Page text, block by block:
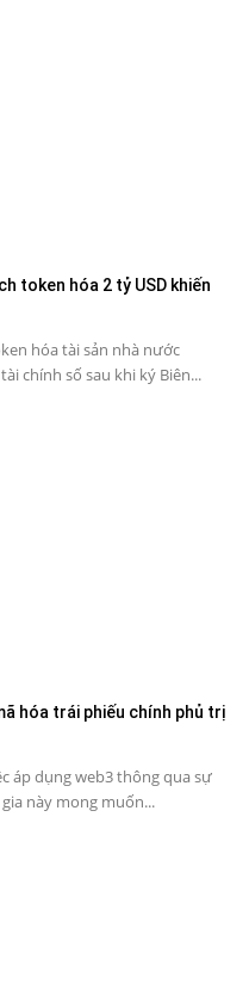
token hóa 2 tỷ USD khiến
hóa tài sản nhà nước
chính số sau khi ký Biên...
hóa trái phiếu chính phủ trị
áp dụng web3 thông qua sự
này mong muốn...